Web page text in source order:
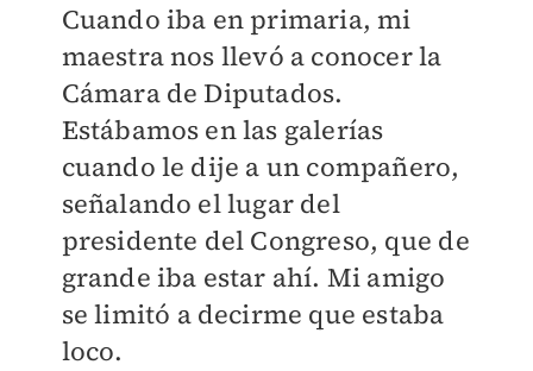
Cuando iba en primaria, mi
maestra nos llevó a conocer la
Cámara de Diputados.
Estábamos en las galerías
cuando le dije a un compañero,
señalando el lugar del
presidente del Congreso, que de
grande iba estar ahí. Mi amigo
se limitó a decirme que estaba
loco.